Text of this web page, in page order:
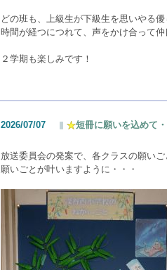
どの班も、上級生が下級生を思いやる優
時間が経つにつれて、声をかけ合って
２学期も楽しみです！
2026/07/07 短冊に願いを込めて・
放送委員会の発案で、各クラスの願いご
願いごとが叶いますように・・・